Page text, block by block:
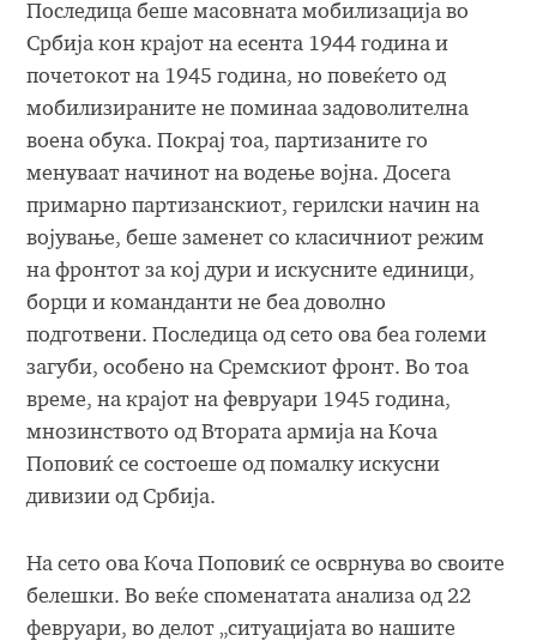
Последица беше масовната мобилизација во
Србија кон крајот на есента 1944 година и
почетокот на 1945 година, но повеќето од
мобилизираните не поминаа задоволителна
воена обука. Покрај тоа, партизаните го
менуваат начинот на водење војна. Досега
примарно партизанскиот, герилски начин на
војување, беше заменет со класичниот режим
на фронтот за кој дури и искусните единици,
борци и команданти не беа доволно
подготвени. Последица од сето ова беа големи
загуби, особено на Сремскиот фронт. Во тоа
време, на крајот на февруари 1945 година,
мнозинството од Втората армија на Коча
Поповиќ се состоеше од помалку искусни
дивизии од Србија.
На сето ова Коча Поповиќ се осврнува во своите
белешки. Во веќе споменатата анализа од 22
февруари, во делот „ситуацијата во нашите